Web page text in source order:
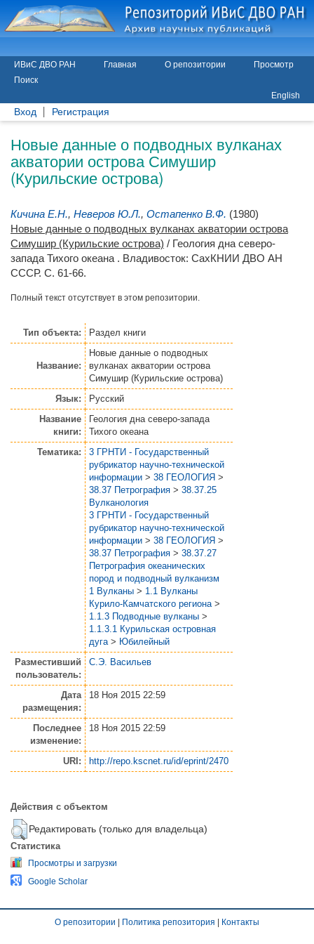
ИВиС ДВО РАН Главная О репозитории
Просмотр
Поиск
English
Вход Регистрация
Новые данные о подводных вулканах
акватории острова Симушир
(Курильские острова)
Кичина Е.Н., Неверов Ю.Л., Остапенко В.Ф. (1980)
Новые данные о подводных вулканах акватории острова
Симушир (Курильские острова) / Геология дна северо-
запада Тихого океана . Владивосток: СахКНИИ ДВО АН
СССР. С. 61-66.
Полный текст отсутствует в этом репозитории.
Тип объекта: Раздел книги
Название:
Новые данные о подводных
вулканах акватории острова
Симушир (Курильские острова)
Язык:
Русский
Название
книги:
Геология дна северо-запада
Тихого океана
Тематика:
3 ГРНТИ - Государственный
рубрикатор научно-технической
информации > 38 ГЕОЛОГИЯ >
38.37 Петрография > 38.37.25
Вулканология
3 ГРНТИ - Государственный
рубрикатор научно-технической
информации > 38 ГЕОЛОГИЯ >
38.37 Петрография > 38.37.27
Петрография океанических
пород и подводный вулканизм
1 Вулканы > 1.1 Вулканы
Курило-Камчатского региона >
1.1.3 Подводные вулканы >
1.1.3.1 Курильская островная
дуга > Юбилейный
Разместивший
пользователь:
С.Э. Васильев
Дата
размещения:
18 Ноя 2015 22:59
Последнее
изменение:
18 Ноя 2015 22:59
URI: http://repo.kscnet.ru/id/eprint/2470
Действия с объектом
Редактировать (только для владельца)
Статистика
Просмотры и загрузки
Google Scholar
О репозитории | Политика репозитория | Контакты